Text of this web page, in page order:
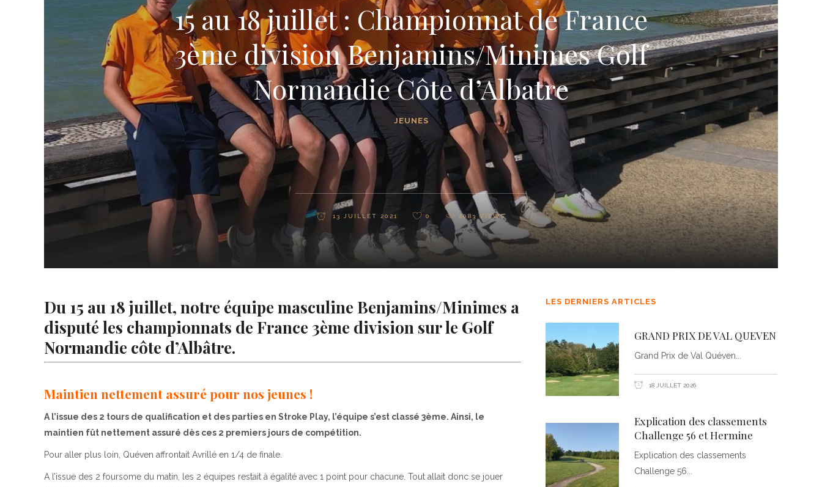
15 au 18 juillet : Championnat de France
3ème division Benjamins/Minimes Golf
Normandie Côte d’Albatre
JEUNES
13 JUILLET 2021 0 2083 VIEWS
Du 15 au 18 juillet, notre équipe masculine Benjamins/Minimes a
disputé les championnats de France 3ème division sur le Golf
Normandie côte d’Albâtre.
Maintien nettement assuré pour nos jeunes !
A l’issue des 2 tours de qualification et des parties en Stroke Play, l’équipe s’est classé 3ème. Ainsi, le
maintien fût nettement assuré dès ces 2 premiers jours de compétition.
Pour aller plus loin, Quéven affrontait Avrillé en 1/4 de finale.
A l’issue des 2 foursome du matin, les 2 équipes restait à égalité avec 1 point pour chacune. Tout allait donc se jouer
LES DERNIERS ARTICLES
GRAND PRIX DE VAL QUEVEN
Grand Prix de Val Quéven
18 JUILLET 2026
Explication des classements
Challenge 56 et Hermine
Explication des classements
Challenge 56